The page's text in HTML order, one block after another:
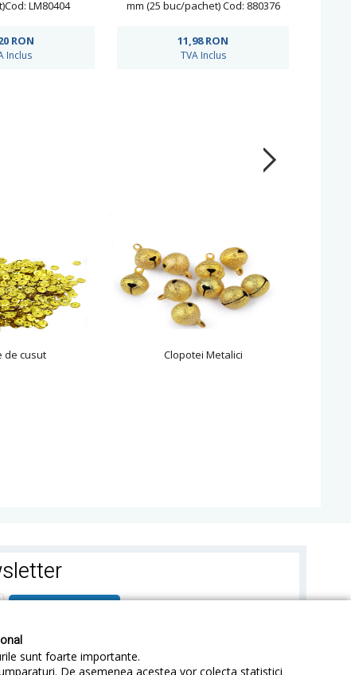
sunt foarte importante.
De asemenea acestea vor colecta statistici
LM80404
RON
Inclus
mm (25 buc/pachet) Cod: 880376
11,98RON
TVA Inclus
de cusut Clopotei Metalici